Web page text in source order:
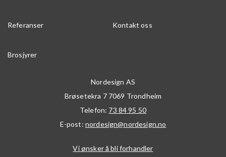
Referanser Kontakt oss
Brosjyrer
Nordesign AS
Brøsetekra 7 7069 Trondheim
Telefon: 73 84 95 50
E-post: nordesign@nordesign.no
Vi ønsker å bli forhandler